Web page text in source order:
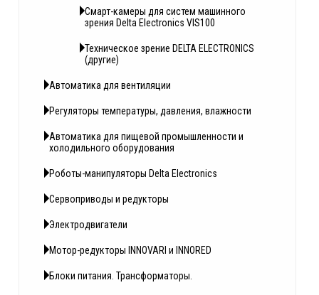
Смарт-камеры для систем машинного
зрения Delta Electronics VIS100
Техническое зрение DELTA ELECTRONICS
(другие)
Автоматика для вентиляции
Регуляторы температуры, давления, влажности
Автоматика для пищевой промышленности и
холодильного оборудования
Роботы-манипуляторы Delta Electronics
Сервоприводы и редукторы
Электродвигатели
Мотор-редукторы INNOVARI и INNORED
Блоки питания. Трансформаторы.